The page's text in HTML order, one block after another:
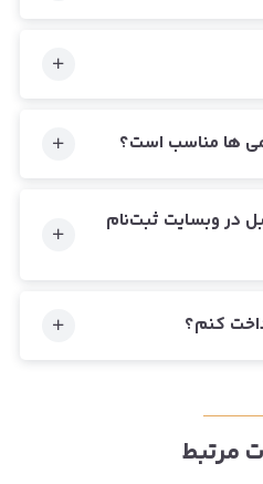
ها مناسب است؟
در وبسایت ثبت‌نام
کنم؟
مرتبط